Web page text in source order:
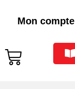
Mon compte